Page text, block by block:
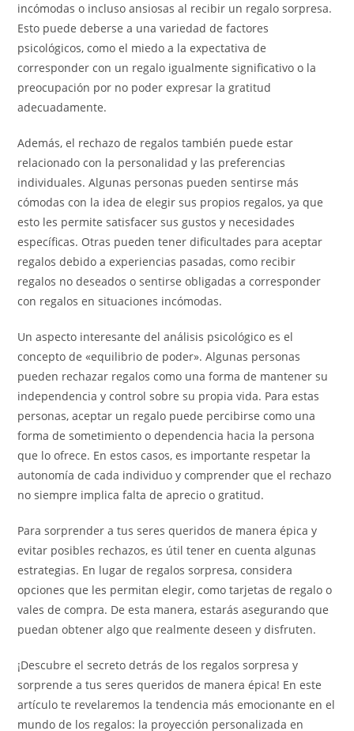
incómodas o incluso ansiosas al recibir un regalo sorpresa.
Esto puede deberse a una variedad de factores
psicológicos, como el miedo a la expectativa de
corresponder con un regalo igualmente significativo o la
preocupación por no poder expresar la gratitud
adecuadamente.
Además, el rechazo de regalos también puede estar
relacionado con la personalidad y las preferencias
individuales. Algunas personas pueden sentirse más
cómodas con la idea de elegir sus propios regalos, ya que
esto les permite satisfacer sus gustos y necesidades
específicas. Otras pueden tener dificultades para aceptar
regalos debido a experiencias pasadas, como recibir
regalos no deseados o sentirse obligadas a corresponder
con regalos en situaciones incómodas.
Un aspecto interesante del análisis psicológico es el
concepto de «equilibrio de poder». Algunas personas
pueden rechazar regalos como una forma de mantener su
independencia y control sobre su propia vida. Para estas
personas, aceptar un regalo puede percibirse como una
forma de sometimiento o dependencia hacia la persona
que lo ofrece. En estos casos, es importante respetar la
autonomía de cada individuo y comprender que el rechazo
no siempre implica falta de aprecio o gratitud.
Para sorprender a tus seres queridos de manera épica y
evitar posibles rechazos, es útil tener en cuenta algunas
estrategias. En lugar de regalos sorpresa, considera
opciones que les permitan elegir, como tarjetas de regalo o
vales de compra. De esta manera, estarás asegurando que
puedan obtener algo que realmente deseen y disfruten.
¡Descubre el secreto detrás de los regalos sorpresa y
sorprende a tus seres queridos de manera épica! En este
artículo te revelaremos la tendencia más emocionante en el
mundo de los regalos: la proyección personalizada en